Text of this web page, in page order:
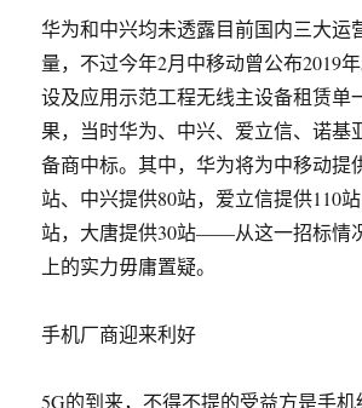
华为和中兴均未透露目前国内三大运
量，不过今年2月中移动曾公布2019
设及应用示范工程无线主设备租赁单
果，当时华为、中兴、爱立信、诺基
备商中标。其中，华为将为中移动提
站、中兴提供80站，爱立信提供110
站，大唐提供30站——从这一招标情
上的实力毋庸置疑。
手机厂商迎来利好
5G的到来，不得不提的受益方是手机